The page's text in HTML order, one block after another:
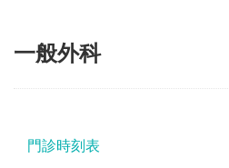
一般外科
門診時刻表